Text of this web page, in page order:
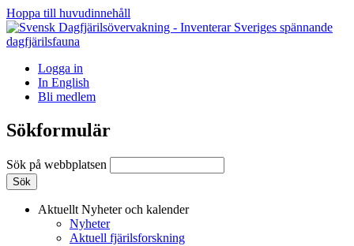
Hoppa till huvudinnehåll
Logga in
In English
Bli medlem
Sökformulär
Sök på webbplatsen
Aktuellt Nyheter och kalender
Nyheter
Aktuell fjärilsforskning